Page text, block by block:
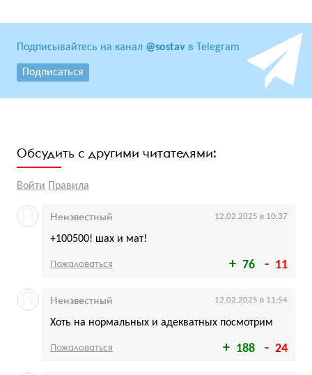
Подписывайтесь на канал @sostav в Telegram
Подписаться
Обсудить с другими читателями:
Войти Правила
76 11
+100500! шах и мат!
Неизвестный 12.02.2025 в 10:37
Пожаловаться
188 24
Хоть на нормальных и адекватных посмотрим
Неизвестный 12.02.2025 в 11:54
Пожаловаться